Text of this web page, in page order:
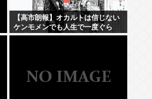
【高市朗報】オカルトは信じない
ケンモメンでも人生で一度ぐら
い"超自然的な体験"した事あるん